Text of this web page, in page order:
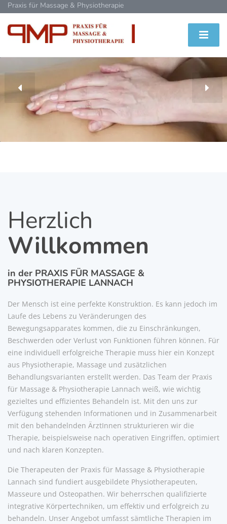
Praxis für Massage & Physiotherapie
Herzlich
Willkommen
in der PRAXIS FÜR MASSAGE &
PHYSIOTHERAPIE LANNACH
Der Mensch ist eine perfekte Konstruktion. Es kann jedoch im
Laufe des Lebens zu Veränderungen des
Bewegungsapparates kommen, die zu Einschränkungen,
Beschwerden oder Verlust von Funktionen führen können. Für
eine individuell erfolgreiche Therapie muss hier ein Konzept
aus Physiotherapie, Massage und zusätzlichen
Behandlungsvarianten erstellt werden. Das Team der Praxis
für Massage & Physiotherapie Lannach weiß, wie wichtig
gezieltes und effizientes Behandeln ist. Mit den uns zur
Verfügung stehenden Informationen und in Zusammenarbeit
mit den behandelnden ÄrztInnen strukturieren wir die
Therapie, beispielsweise nach operativen Eingriffen, optimiert
und nach klaren Konzepten.
Die Therapeuten der Praxis für Massage & Physiotherapie
Lannach sind fundiert ausgebildete Physiotherapeuten,
Masseure und Osteopathen. Wir beherrschen qualifizierte
integrative Körpertechniken, um effektiv und erfolgreich zu
behandeln. Unser Angebot umfasst sämtliche Therapien im